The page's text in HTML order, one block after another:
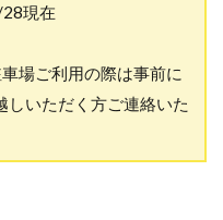
現在
場ご利用の際は事前に
しいただく方ご連絡いた